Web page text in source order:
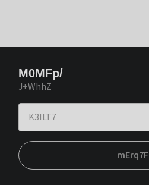
M0MFp/
J+WhhZ
mErq7F